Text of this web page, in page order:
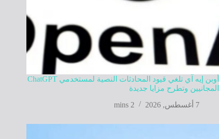
أوبن إيه آي تلغي قيود المحادثات النصية لمستخدمي ChatGPT
المجانيين وتطرح مزايا جديدة
7 أغسطس, 2026
2 mins